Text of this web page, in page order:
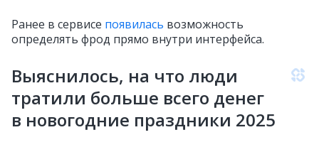
Ранее в сервисе появилась возможность
определять фрод прямо внутри интерфейса.
Выяснилось, на что люди
тратили больше всего денег
в новогодние праздники 2025